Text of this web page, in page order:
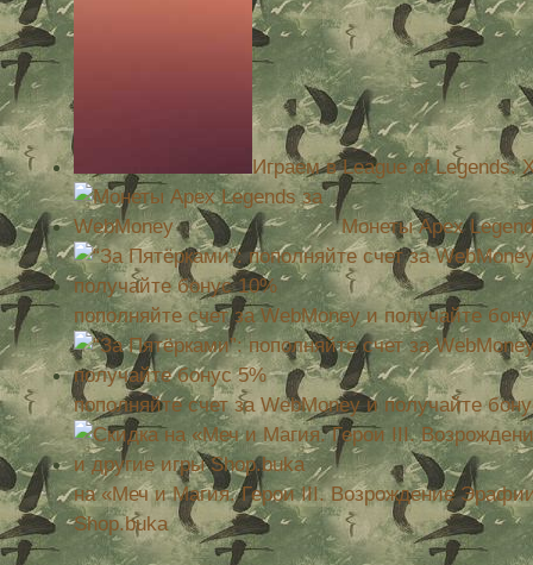
Играем в League of Legends.
Монеты Apex
пополняйте счет за WebMoney и получайте
пополняйте счет за WebMoney и получайте
на «Меч и Магия. Герои III. Возрождение
Shop.buka